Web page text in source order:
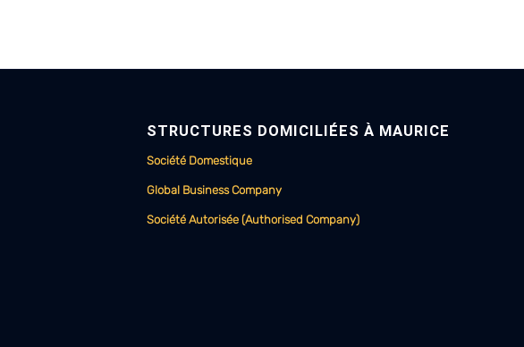
STRUCTURES DOMICILIÉES À MAURICE
Société Domestique
Global Business Company
Société Autorisée (Authorised Company)